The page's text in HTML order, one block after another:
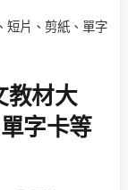
片、剪紙、單字
材大
字卡等